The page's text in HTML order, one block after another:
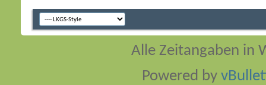
Alle Zeitangaben in
Powered by